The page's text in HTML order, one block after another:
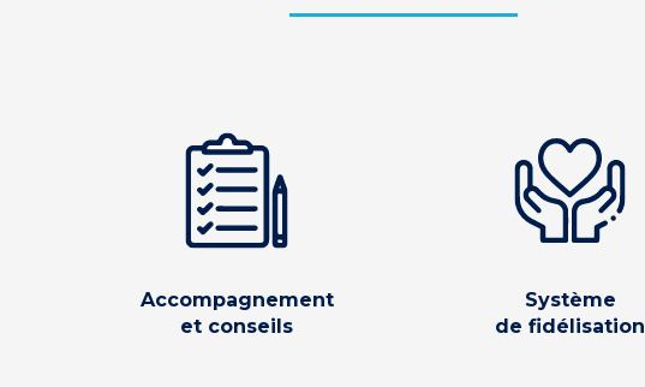
Accompagnement
et conseils
Système
de fidélisation